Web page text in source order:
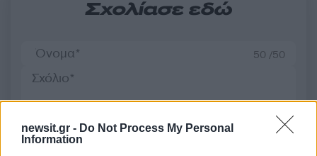
newsit.gr - Do Not Process My Personal
Information
Σχολίασε εδώ
50 /50